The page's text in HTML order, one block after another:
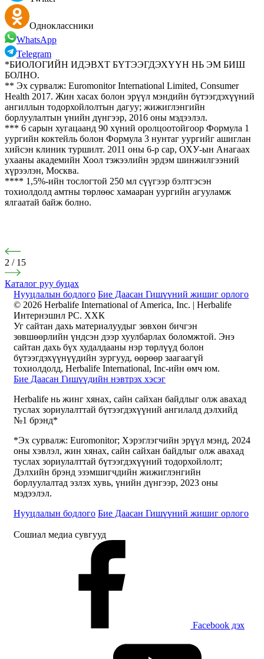
Одноклассники
WhatsApp
Telegram
*БИОЛОГИЙН ИДЭВХТ БҮТЭЭГДЭХҮҮН НЬ ЭМ БИШ
БОЛНО.
** Эх сурвалж: Euromonitor International Limited, Consumer
Health 2017. Жин хасах болон эрүүл мэндийн бүтээгдэхүүний
ангиллын тодорхойлолтын дагуу; жижиглэнгийн
борлуулалтын үнийн дүнгээр, 2016 оны мэдээлэл.
*** 6 сарын хугацаанд 90 хүний оролцоотойгоор Формула 1
уургийн коктейль болон Формула 3 нунтаг уургийг ашиглан
хийсэн клиник туршилт. 2011 оны 6-р сар, ОХУ-ын Анагаах
ухааны академийн Хоол тэжээлийн эрдэм шинжилгээний
хүрээлэн, Москва.
**** 1,5%-ийн тослогтой 250 мл сүүгээр бэлтгэсэн
тохиолдолд амтны төрлөөс хамааран уургийн агууламж
ялгаатай байж болно.
2 / 15
Каталог руу буцах
Нууцлалын бодлого Бие Даасан Гишүүний жишиг орлого
© 2026 Herbalife International of America, Inc. | Herbalife
Интернэшнл РС. ХХК
Уг сайтан дахь материалуудыг зөвхөн бичгэн
зөвшөөрлийн үндсэн дээр хуулбарлах боломжтой. Энэ
сайтан дахь бүх худалдааны нэр төрлүүд болон
бүтээгдэхүүнүүдийн зургууд, өөрөөр заагаагүй
тохиолдолд, Herbalife International, Inc-ийн өмч юм.
Бие Даасан Гишүүдийн нэвтрэх хэсэг
Herbalife нь жинг хянах, сайн сайхан байдлыг олж авахад
туслах зориулалттай бүтээгдэхүүний ангилалд дэлхийд
№1 брэнд*
*Эх сурвалж: Euromonitor; Хэрэглэгчийн эрүүл мэнд, 2024
оны хэвлэл, жин хянах, сайн сайхан байдлыг олж авахад
туслах зориулалттай бүтээгдэхүүний тодорхойлолт;
Дэлхийн брэнд эзэмшигчдийн жижиглэнгийн
борлуулалтад эзлэх хувь, үнийн дүнгээр, 2023 оны
мэдээлэл.
Нууцлалын бодлого Бие Даасан Гишүүний жишиг орлого
Сошиал медиа сувгууд
Facebook дэх